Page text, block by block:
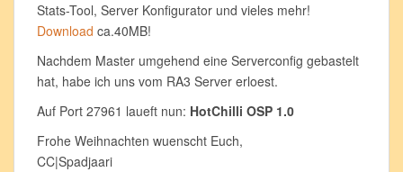
Stats-Tool, Server Konfigurator und vieles mehr!
Download ca.40MB!
Nachdem Master umgehend eine Serverconfig gebastelt
hat, habe ich uns vom RA3 Server erloest.
Auf Port 27961 laueft nun: HotChilli OSP 1.0
Frohe Weihnachten wuenscht Euch,
CC|Spadjaari